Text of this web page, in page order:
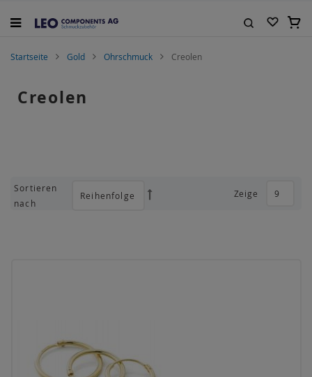
Inhalt
Startseite Gold Ohrschmuck Creolen
Creolen
Zeige
Sortieren
nach
Absteigend